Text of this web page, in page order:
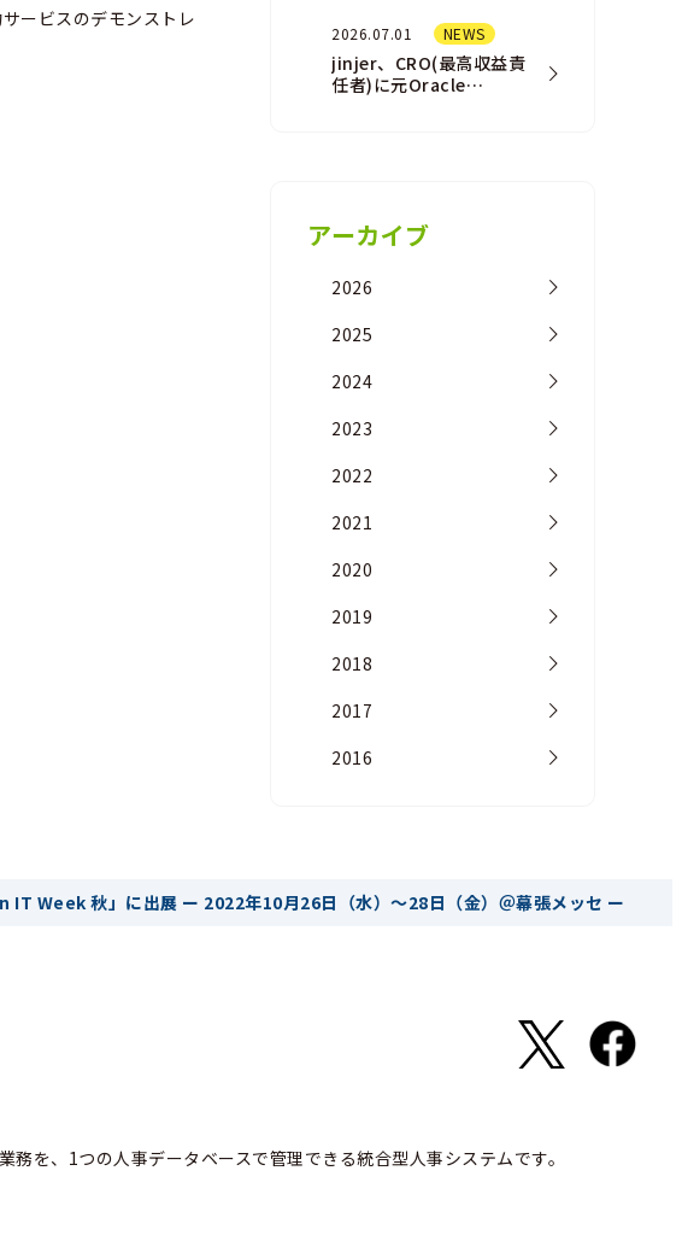
ービスのデモンストレ
2026.07.01 NEWS
jinjer、CRO(最高収益責
任者)に元Oracle
アーカイブ
2026
2025
2024
2023
2022
2021
2020
2019
2018
2017
2016
Week 秋」に出展 ー 2022年10月26日（水）～28日（金）＠幕張メッセ ー
を、1つの人事データベースで管理できる統合型人事システムです。